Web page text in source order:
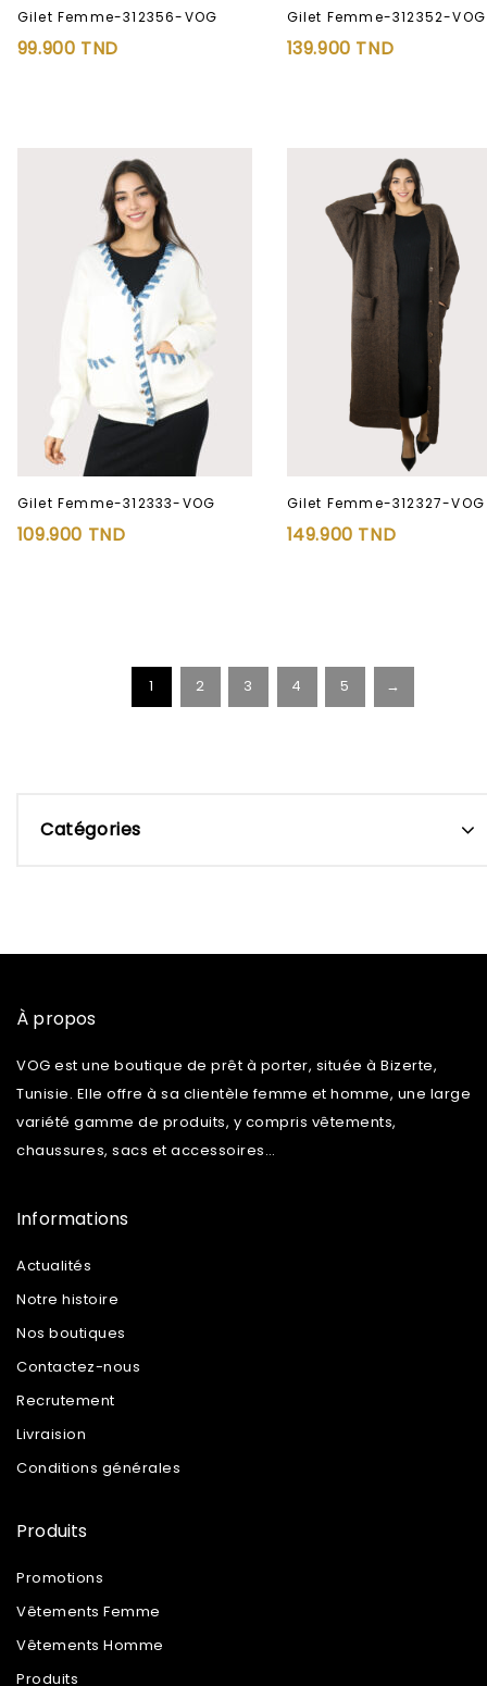
Gilet Femme-312356-VOG
99.900 TND
Gilet Femme-312352-VOG
139.900 TND
Gilet Femme-312333-VOG
109.900 TND
Gilet Femme-312327-VOG
149.900 TND
1 2 3 4 5 →
Catégories
À propos
VOG est une boutique de prêt à porter, située à Bizerte,
Tunisie. Elle offre à sa clientèle femme et homme, une large
variété gamme de produits, y compris vêtements,
chaussures, sacs et accessoires…
Informations
Actualités
Notre histoire
Nos boutiques
Contactez-nous
Recrutement
Livraision
Conditions générales
Produits
Promotions
Vêtements Femme
Vêtements Homme
Produits